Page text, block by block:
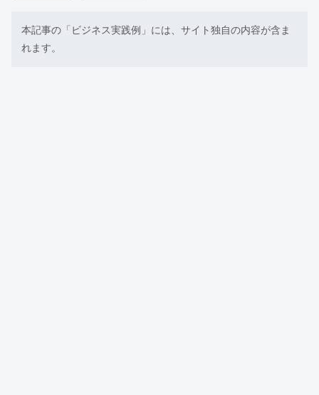
本記事の「ビジネス実践例」には、サイト独自の内容が含ま
れます。